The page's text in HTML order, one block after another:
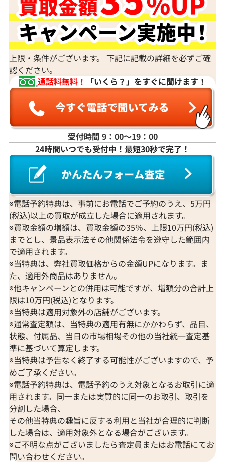
上限・条件がございます。 下記に記載の詳細を必ずご確
認ください。
通話料無料！
「いくら？」をすぐに聞けます！
受付時間 9：00〜19：00
24時間いつでも受付中！最短30秒で完了！
※電話予約特典は、事前にお電話でご予約のうえ、5万円
(税込)以上の買取が成立した場合に適用されます。
※買取金額の増額は、買取金額の35％、上限10万円(税込)
までとし、景品表示法その他関係法令を遵守した範囲内
で適用されます。
※当特典は、弊社買取価格からの金額UPになります。ま
た、適用外商品はありません。
※他キャンペーンとの併用は可能ですが、増額分の合計上
限は10万円(税込)となります。
※当特典は適用対象外の店舗がございます。
※通常査定額は、当特典の適用有無にかかわらず、品目、
状態、付属品、当日の市場相場その他の当社統一査定基
準に基づいて算定します。
※当特典は予告なく終了する可能性がございますので、予
めご了承ください。
※電話予約特典は、電話予約のうえ対象となるお取引に適
用されます。同一または実質的に同一のお取引、取引を
分割した場合、
その他当特典の趣旨に反する利用と当社が合理的に判断
した場合は、適用対象外となる場合がございます。
※ご不明な点がございましたら査定員またはお電話にてお
問い合わせください。